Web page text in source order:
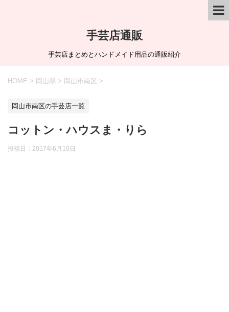
手芸店通販
手芸店まとめとハンドメイド用品の通販紹介
HOME > 岡山県 > 岡山市南区 >
岡山市南区の手芸店一覧
コットン・ハウスま・りら
投稿日： 2017年6月10日